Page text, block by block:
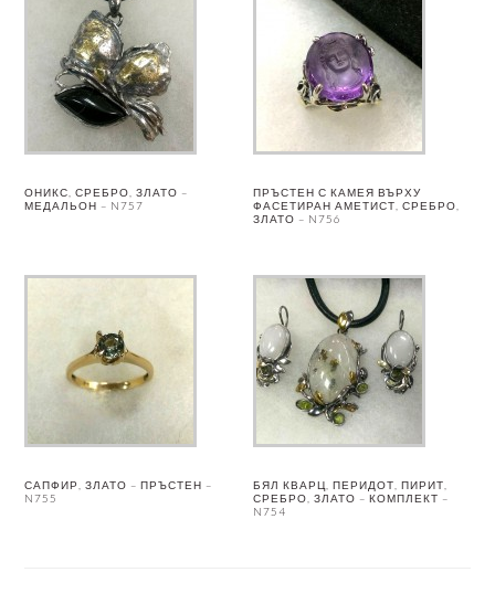
ОНИКС, СРЕБРО, ЗЛАТО –
МЕДАЛЬОН – N757
ПРЪСТЕН С КАМЕЯ ВЪРХУ
ФАСЕТИРАН АМЕТИСТ, СРЕБРО,
ЗЛАТО – N756
САПФИР, ЗЛАТО – ПРЪСТЕН –
N755
БЯЛ КВАРЦ, ПЕРИДОТ, ПИРИТ,
СРЕБРО, ЗЛАТО – КОМПЛЕКТ –
N754